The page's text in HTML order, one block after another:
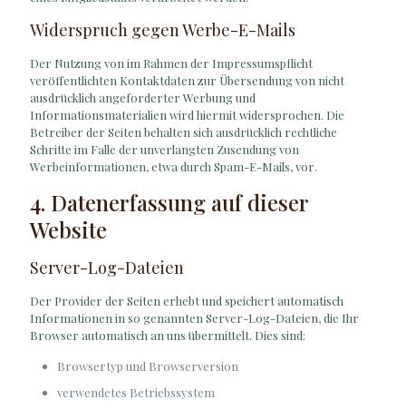
Widerspruch gegen Werbe-E-Mails
Der Nutzung von im Rahmen der Impressumspflicht
veröffentlichten Kontaktdaten zur Übersendung von nicht
ausdrücklich angeforderter Werbung und
Informationsmaterialien wird hiermit widersprochen. Die
Betreiber der Seiten behalten sich ausdrücklich rechtliche
Schritte im Falle der unverlangten Zusendung von
Werbeinformationen, etwa durch Spam-E-Mails, vor.
4. Datenerfassung auf dieser
Website
Server-Log-Dateien
Der Provider der Seiten erhebt und speichert automatisch
Informationen in so genannten Server-Log-Dateien, die Ihr
Browser automatisch an uns übermittelt. Dies sind:
Browsertyp und Browserversion
verwendetes Betriebssystem